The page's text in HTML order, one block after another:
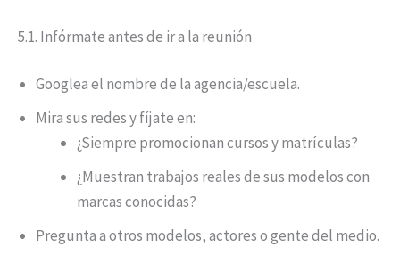
5.1. Infórmate antes de ir a la reunión
Googlea el nombre de la agencia/escuela.
Mira sus redes y fíjate en:
¿Siempre promocionan cursos y matrículas?
¿Muestran trabajos reales de sus modelos con
marcas conocidas?
Pregunta a otros modelos, actores o gente del medio.